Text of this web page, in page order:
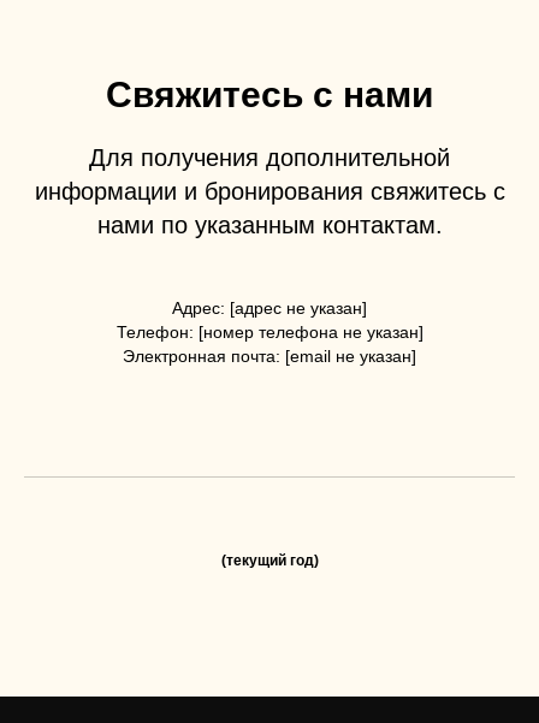
Свяжитесь с нами
Для получения дополнительной
информации и бронирования свяжитесь с
нами по указанным контактам.
Адрес: [адрес не указан]
Телефон: [номер телефона не указан]
Электронная почта: [email не указан]
(текущий год)